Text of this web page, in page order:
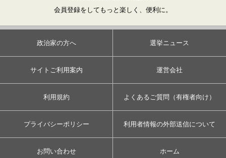
会員登録をしてもっと楽しく、便利に。
政治家の方へ 選挙ニュース
サイトご利用案内 運営会社
利用規約 よくあるご質問（有権者向け）
プライバシーポリシー 利用者情報の外部送信について
お問い合わせ ホーム